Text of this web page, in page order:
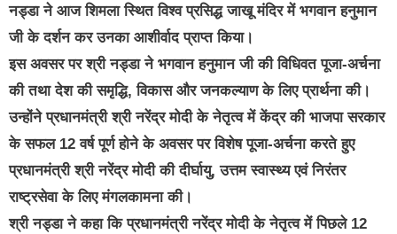
नड्डा ने आज शिमला स्थित विश्व प्रसिद्ध जाखू मंदिर में भगवान हनुमान
जी के दर्शन कर उनका आशीर्वाद प्राप्त किया।
इस अवसर पर श्री नड्डा ने भगवान हनुमान जी की विधिवत पूजा-अर्चना
की तथा देश की समृद्धि, विकास और जनकल्याण के लिए प्रार्थना की।
उन्होंने प्रधानमंत्री श्री नरेंद्र मोदी के नेतृत्व में केंद्र की भाजपा सरकार
के सफल 12 वर्ष पूर्ण होने के अवसर पर विशेष पूजा-अर्चना करते हुए
प्रधानमंत्री श्री नरेंद्र मोदी की दीर्घायु, उत्तम स्वास्थ्य एवं निरंतर
राष्ट्रसेवा के लिए मंगलकामना की।
श्री नड्डा ने कहा कि प्रधानमंत्री नरेंद्र मोदी के नेतृत्व में पिछले 12